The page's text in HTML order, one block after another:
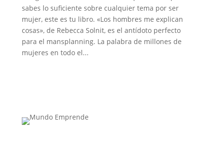
sabes lo suficiente sobre cualquier tema por ser
mujer, este es tu libro. «Los hombres me explican
cosas», de Rebecca Solnit, es el antídoto perfecto
para el mansplanning. La palabra de millones de
mujeres en todo el...